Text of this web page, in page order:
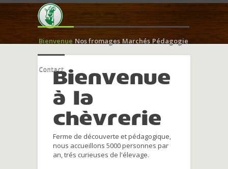
Bienvenue Nos fromages Marchés Pédagogie
ContactBienvenue
à la
chèvrerie
Ferme de découverte et pédagogique,
nous accueillons 5000 personnes par
an, trés curieuses de l'élevage.